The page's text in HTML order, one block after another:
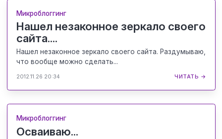
Микроблоггинг
Нашел незаконное зеркало своего
сайта....
Нашел незаконное зеркало своего сайта. Раздумываю,
что вообще можно сделать...
2012.11.26 20:34 ЧИТАТЬ →
Микроблоггинг
Осваиваю...